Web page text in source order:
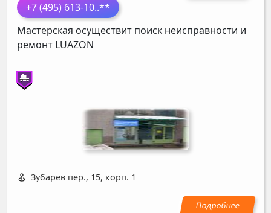
+7 (495) 613-10..**
Мастерская осуществит поиск неисправности и
ремонт LUAZON
Зубарев пер., 15, корп. 1